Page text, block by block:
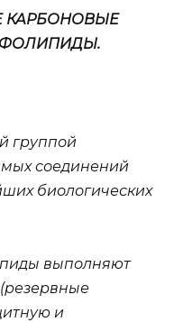
КАРБОНОВЫЕ
группой
соединений
биологических
выполняют
и